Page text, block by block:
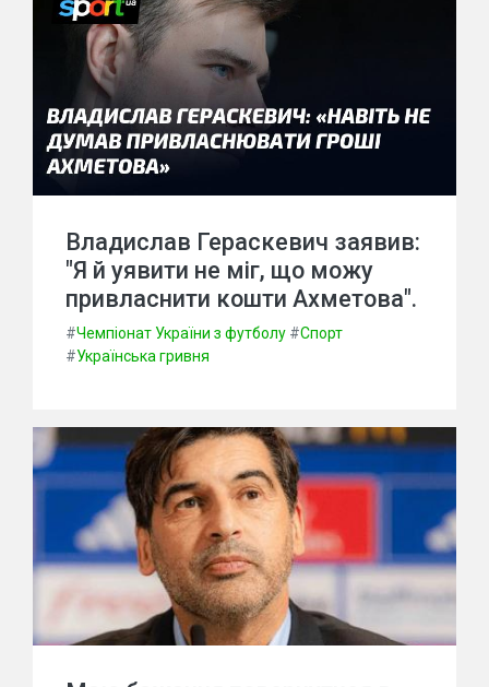
Владислав Гераскевич заявив:
"Я й уявити не міг, що можу
привласнити кошти Ахметова".
#Чемпіонат України з футболу #Спорт
#Українська гривня